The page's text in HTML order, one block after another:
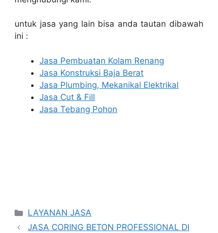
untuk jasa yang lain bisa anda tautan dibawah
ini :
Jasa Pembuatan Kolam Renang
Jasa Konstruksi Baja Berat
Jasa Plumbing, Mekanikal Elektrikal
Jasa Cut & Fill
Jasa Tebang Pohon
Categories
LAYANAN JASA
JASA CORING BETON PROFESSIONAL DI